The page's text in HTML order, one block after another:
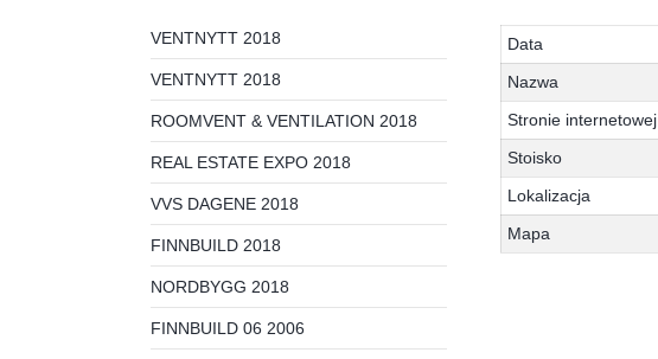
VENTNYTT 2018
VENTNYTT 2018
ROOMVENT & VENTILATION 2018
REAL ESTATE EXPO 2018
VVS DAGENE 2018
FINNBUILD 2018
NORDBYGG 2018
FINNBUILD 06 2006
Data
Nazwa
Stronie internetowej
Stoisko
Lokalizacja
Mapa